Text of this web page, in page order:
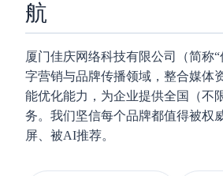
航
厦门佳庆网络科技有限公司（简称
字营销与品牌传播领域，整合媒体
能优化能力，为企业提供全国（不
务。我们坚信每个品牌都值得被权
屏、被AI推荐。